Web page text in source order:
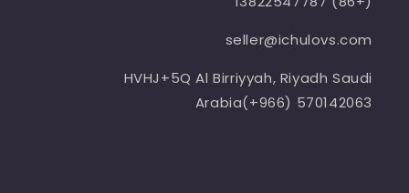
seller@ichulovs.com
HVHJ+5Q Al Birriyyah, Riyadh Saudi
Arabia(+966) 570142063